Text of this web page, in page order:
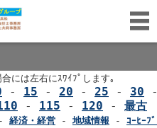
には左右にｽﾜｲﾌﾟします｡
- 15 - 20 - 25 - 30
- 115 - 120 - 最古
経済・経営 - 地域情報 - ｺｰﾋｰﾌ